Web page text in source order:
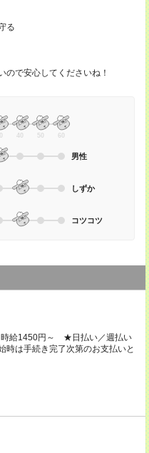
る
ので安心してくださいね！
40 50 60
男性
しずか
コツコツ
給1450円～ ★日払い／週払い
は手続き完了次第のお支払いと